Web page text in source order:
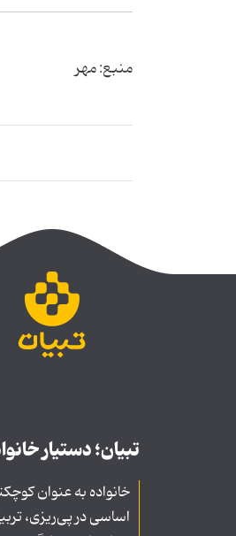
منبع: مهر
تبیان؛ دستیار
خانواده به عنوان
اساسی در پی‌ریزی،